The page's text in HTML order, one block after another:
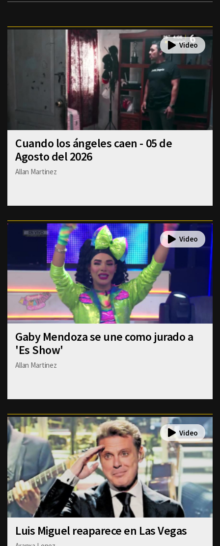
Cuando los ángeles caen - 05 de
Agosto del 2026
Allan Martinez
Gaby Mendoza se une como jurado a
'Es Show'
Allan Martinez
Luis Miguel reaparece en Las Vegas